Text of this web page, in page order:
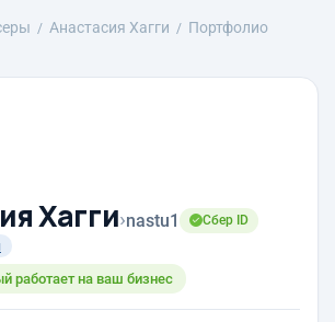
Анастасия Хагги
Портфолио
Хагги›nastu1
Сбер ID
работает на ваш бизнес